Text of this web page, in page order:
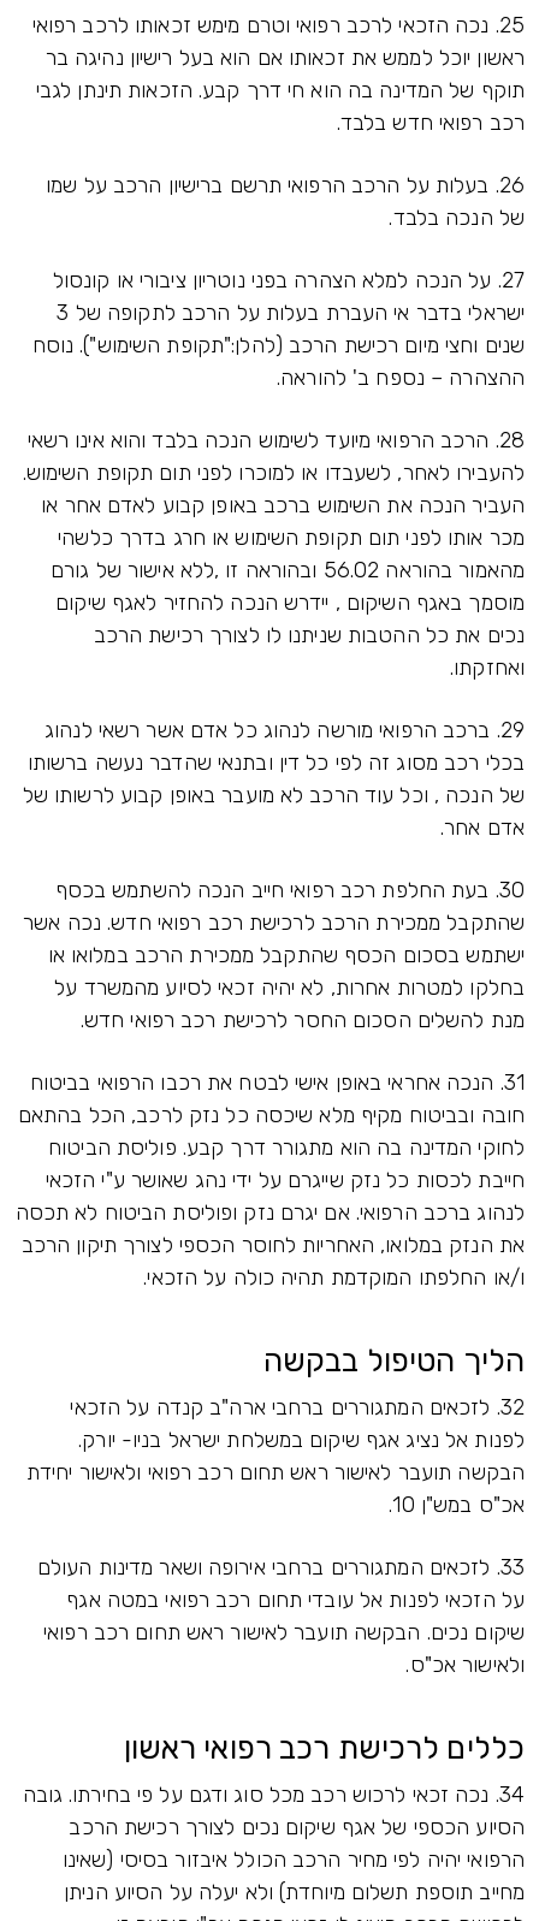
25. נכה הזכאי לרכב רפואי וטרם מימש זכאותו לרכב רפואי
ראשון יוכל לממש את זכאותו אם הוא בעל רישיון נהיגה בר
תוקף של המדינה בה הוא חי דרך קבע. הזכאות תינתן לגבי
רכב רפואי חדש בלבד.
26. בעלות על הרכב הרפואי תרשם ברישיון הרכב על שמו
של הנכה בלבד.
27. על הנכה למלא הצהרה בפני נוטריון ציבורי או קונסול
ישראלי בדבר אי העברת בעלות על הרכב לתקופה של 3
שנים וחצי מיום רכישת הרכב (להלן:"תקופת השימוש"). נוסח
ההצהרה – נספח ב' להוראה.
28. הרכב הרפואי מיועד לשימוש הנכה בלבד והוא אינו רשאי
להעבירו לאחר, לשעבדו או למוכרו לפני תום תקופת השימוש.
העביר הנכה את השימוש ברכב באופן קבוע לאדם אחר או
מכר אותו לפני תום תקופת השימוש או חרג בדרך כלשהי
מהאמור בהוראה 56.02 ובהוראה זו ,ללא אישור של גורם
מוסמך באגף השיקום , יידרש הנכה להחזיר לאגף שיקום
נכים את כל ההטבות שניתנו לו לצורך רכישת הרכב
ואחזקתו.
29. ברכב הרפואי מורשה לנהוג כל אדם אשר רשאי לנהוג
בכלי רכב מסוג זה לפי כל דין ובתנאי שהדבר נעשה ברשותו
של הנכה , וכל עוד הרכב לא מועבר באופן קבוע לרשותו של
אדם אחר.
30. בעת החלפת רכב רפואי חייב הנכה להשתמש בכסף
שהתקבל ממכירת הרכב לרכישת רכב רפואי חדש. נכה אשר
ישתמש בסכום הכסף שהתקבל ממכירת הרכב במלואו או
בחלקו למטרות אחרות, לא יהיה זכאי לסיוע מהמשרד על
מנת להשלים הסכום החסר לרכישת רכב רפואי חדש.
31. הנכה אחראי באופן אישי לבטח את רכבו הרפואי בביטוח
חובה ובביטוח מקיף מלא שיכסה כל נזק לרכב, הכל בהתאם
לחוקי המדינה בה הוא מתגורר דרך קבע. פוליסת הביטוח
חייבת לכסות כל נזק שייגרם על ידי נהג שאושר ע"י הזכאי
לנהוג ברכב הרפואי. אם יגרם נזק ופוליסת הביטוח לא תכסה
את הנזק במלואו, האחריות לחוסר הכספי לצורך תיקון הרכב
ו/או החלפתו המוקדמת תהיה כולה על הזכאי.
הליך הטיפול בבקשה
32. לזכאים המתגוררים ברחבי ארה"ב קנדה על הזכאי
לפנות אל נציג אגף שיקום במשלחת ישראל בניו- יורק.
הבקשה תועבר לאישור ראש תחום רכב רפואי ולאישור יחידת
אכ"ס במש"ן 10.
33. לזכאים המתגוררים ברחבי אירופה ושאר מדינות העולם
על הזכאי לפנות אל עובדי תחום רכב רפואי במטה אגף
שיקום נכים. הבקשה תועבר לאישור ראש תחום רכב רפואי
ולאישור אכ"ס.
כללים לרכישת רכב רפואי ראשון
34. נכה זכאי לרכוש רכב מכל סוג ודגם על פי בחירתו. גובה
הסיוע הכספי של אגף שיקום נכים לצורך רכישת הרכב
הרפואי יהיה לפי מחיר הרכב הכולל איבזור בסיסי (שאינו
מחייב תוספת תשלום מיוחדת) ולא יעלה על הסיוע הניתן